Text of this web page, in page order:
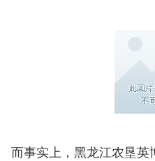
而事实上，黑龙江农垦